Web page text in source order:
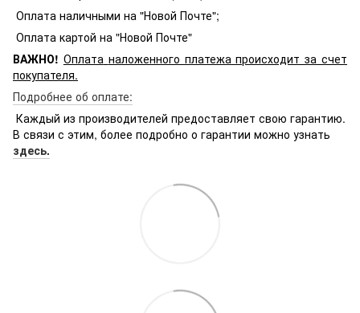
Оплата наличными на "Новой Почте";
Оплата картой на "Новой Почте"
ВАЖНО! Оплата наложенного платежа происходит за счет
покупателя.
Подробнее об оплате:
Каждый из производителей предоставляет свою гарантию.
В связи с этим, более подробно о гарантии можно узнать
здесь.